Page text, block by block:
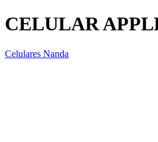
CELULAR
Celulares Nanda